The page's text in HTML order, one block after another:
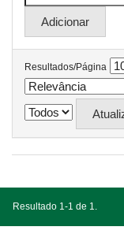
Resultados/Página
Resultado 1-1 de 1.